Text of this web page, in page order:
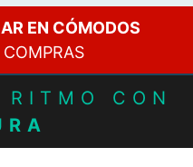
EN CÓMODOS
CON